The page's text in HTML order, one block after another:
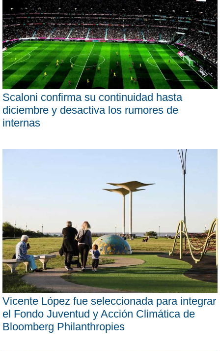
Scaloni confirma su continuidad hasta
diciembre y desactiva los rumores de
internas
Vicente López fue seleccionada para integrar
el Fondo Juventud y Acción Climática de
Bloomberg Philanthropies